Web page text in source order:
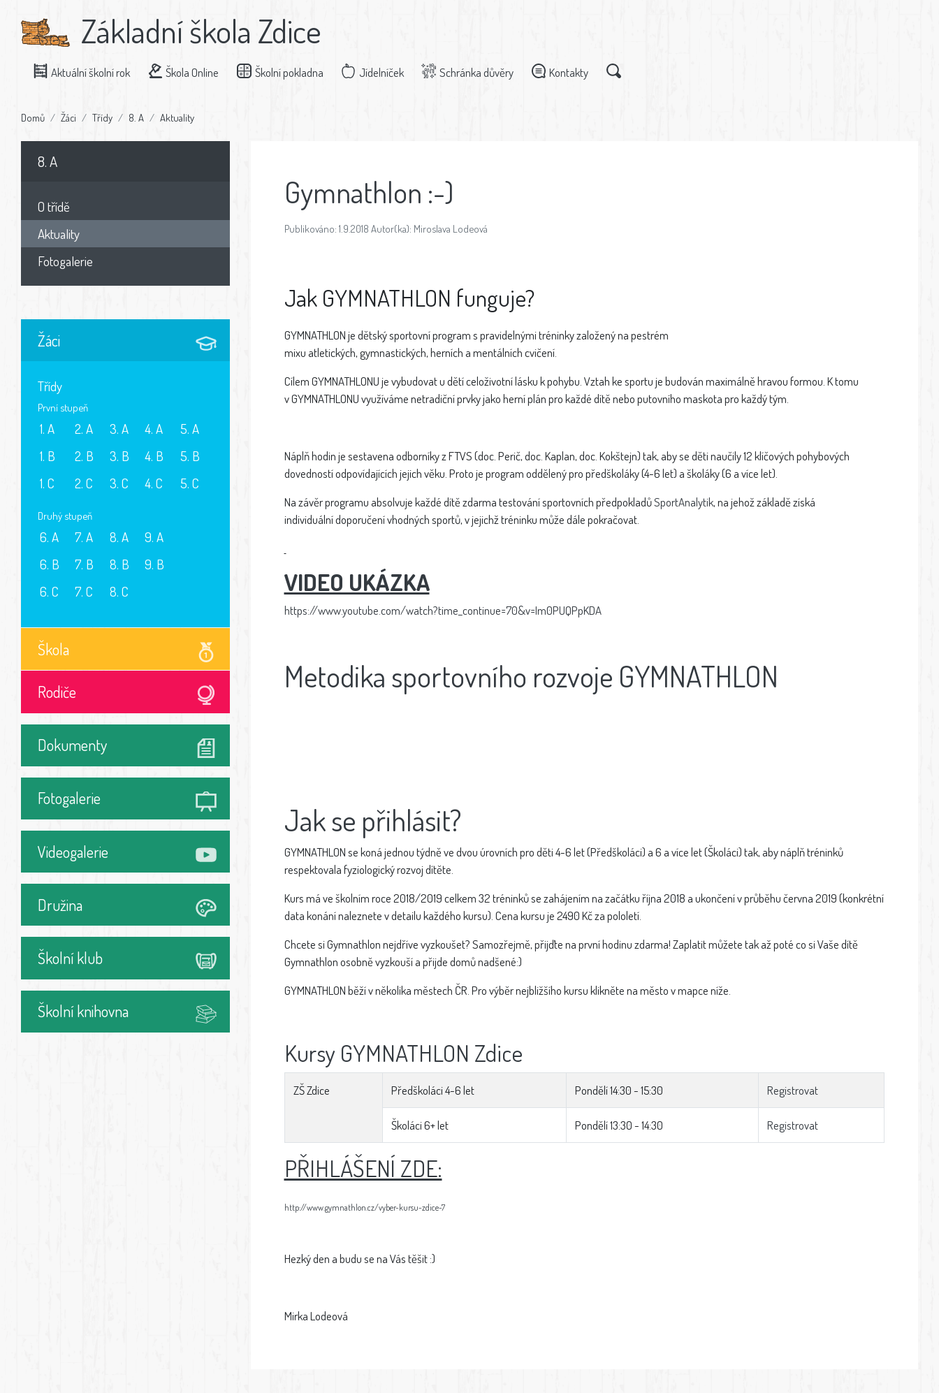
Základní škola Zdice
Aktuální školní rok Škola Online Školní pokladna Jídelníček Schránka důvěry Kontakty
Domů Žáci Třídy 8. A Aktuality
8. A
O třídě
Aktuality
Fotogalerie
Žáci
Třídy
První stupeň
1. A
1. B
1. C
2. A
2. B
2. C
3. A
3. B
3. C
4. A
4. B
4. C
5. A
5. B
5. C
Druhý stupeň
6. A
6. B
6. C
7. A
7. B
7. C
8. A
8. B
8. C
9. A
9. B
Škola
Rodiče
Dokumenty
Fotogalerie
Videogalerie
Družina
Školní klub
Školní knihovna
Gymnathlon :-)
Publikováno: 1.9.2018 Autor(ka): Miroslava Lodeová
Jak GYMNATHLON funguje?
GYMNATHLON je dětský sportovní program s pravidelnými tréninky založený na pestrém
mixu atletických, gymnastických, herních a mentálních cvičení.
Cílem GYMNATHLONU je vybudovat u dětí celoživotní lásku k pohybu. Vztah ke sportu je budován maximálně hravou formou. K tomu
v GYMNATHLONU využíváme netradiční prvky jako herní plán pro každé dítě nebo putovního maskota pro každý tým.
Náplň hodin je sestavena odborníky z FTVS (doc. Perič, doc. Kaplan, doc. Kokštejn) tak, aby se děti naučily 12 klíčových pohybových
dovedností odpovídajících jejich věku. Proto je program oddělený pro předškoláky (4-6 let) a školáky (6 a více let).
Na závěr programu absolvuje každé dítě zdarma testování sportovních předpokladůSportAnalytik, na jehož základě získá
individuální doporučení vhodných sportů, v jejichž tréninku může dále pokračovat.
VIDEO UKÁZKA
https://www.youtube.com/watch?time_continue=70&v=Im0PUQPpKDA
Metodika sportovního rozvoje GYMNATHLON
Jak se přihlásit?
GYMNATHLON se koná jednou týdně ve dvou úrovních pro děti 4-6 let (Předškoláci) a 6 a více let (Školáci) tak, aby náplň tréninků
respektovala fyziologický rozvoj dítěte.
Kurs má ve školním roce 2018/2019 celkem 32 tréninků se zahájením na začátku října 2018 a ukončení v průběhu června 2019 (konkrétní
data konání naleznete v detailu každého kursu). Cena kursu je 2490 Kč za pololetí.
Chcete si Gymnathlon nejdříve vyzkoušet? Samozřejmě, přijďte na první hodinu zdarma! Zaplatit můžete tak až poté co si Vaše dítě
Gymnathlon osobně vyzkouší a přijde domů nadšené:)
GYMNATHLON běží v několika městech ČR. Pro výběr nejbližšího kursu klikněte na město v mapce níže.
Kursy GYMNATHLON Zdice
ZŠ Zdice Předškoláci 4-6 let Pondělí 14:30 - 15:30 Registrovat
Školáci 6+ let Pondělí 13:30 - 14:30 Registrovat
PŘIHLÁŠENÍ ZDE:
http://www.gymnathlon.cz/vyber-kursu-zdice-7
Hezký den a budu se na Vás těšit :)
Mirka Lodeová